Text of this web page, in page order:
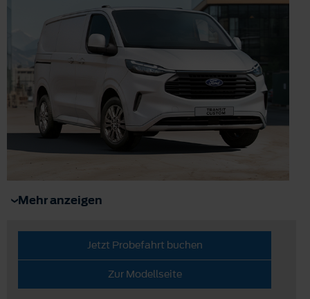
Mehr anzeigen
Jetzt Probefahrt buchen
Zur Modellseite